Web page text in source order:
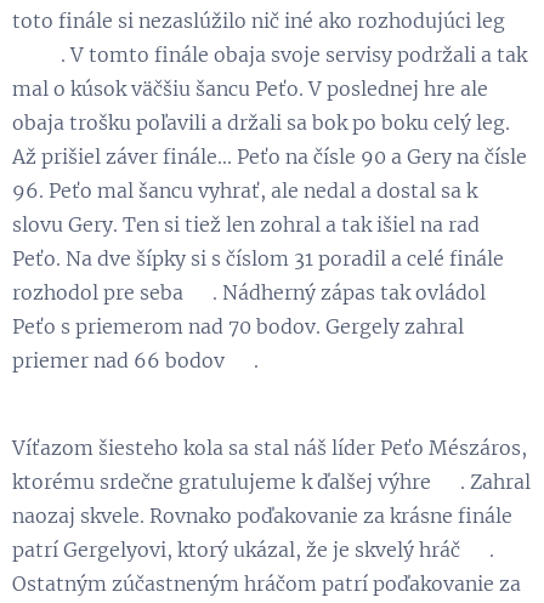
toto finále si nezaslúžilo nič iné ako rozhodujúci leg
👏😃. V tomto finále obaja svoje servisy podržali a tak
mal o kúsok väčšiu šancu Peťo. V poslednej hre ale
obaja trošku poľavili a držali sa bok po boku celý leg.
Až prišiel záver finále... Peťo na čísle 90 a Gery na čísle
96. Peťo mal šancu vyhrať, ale nedal a dostal sa k
slovu Gery. Ten si tiež len zohral a tak išiel na rad
Peťo. Na dve šípky si s číslom 31 poradil a celé finále
rozhodol pre seba 👏. Nádherný zápas tak ovládol
Peťo s priemerom nad 70 bodov. Gergely zahral
priemer nad 66 bodov 💪.
Víťazom šiesteho kola sa stal náš líder Peťo Mészáros,
ktorému srdečne gratulujeme k ďalšej výhre 🏆. Zahral
naozaj skvele. Rovnako poďakovanie za krásne finále
patrí Gergelyovi, ktorý ukázal, že je skvelý hráč 👏.
Ostatným zúčastneným hráčom patrí poďakovanie za